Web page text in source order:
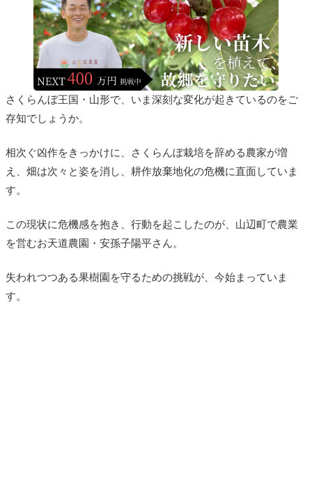
さくらんぼ王国・山形で、いま深刻な変化が起きているのをご
存知でしょうか。
相次ぐ凶作をきっかけに、さくらんぼ栽培を辞める農家が増
え、畑は次々と姿を消し、耕作放棄地化の危機に直面していま
す。
この現状に危機感を抱き、行動を起こしたのが、山辺町で農業
を営むお天道農園・安孫子陽平さん。
失われつつある果樹園を守るための挑戦が、今始まっていま
す。